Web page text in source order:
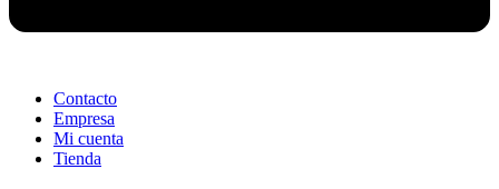
Contacto
Empresa
Mi cuenta
Tienda